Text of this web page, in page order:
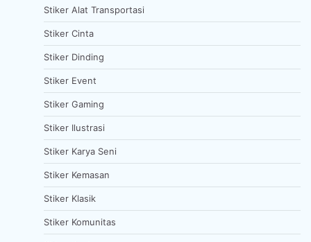
Stiker Alat Transportasi
Stiker Cinta
Stiker Dinding
Stiker Event
Stiker Gaming
Stiker Ilustrasi
Stiker Karya Seni
Stiker Kemasan
Stiker Klasik
Stiker Komunitas